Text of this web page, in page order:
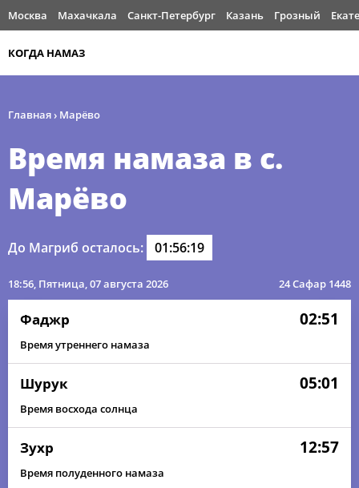
Москва Махачкала Санкт-Петербург Казань Грозный
КОГДА НАМАЗ
Главная› Марёво
Время намаза в с.
Марёво
До Магриб осталось: 01:56:19
18:56, Пятница, 07 августа 2026 24 Сафар 1448
Фаджр 02:51
Время утреннего намаза
Шурук 05:01
Время восхода солнца
Зухр 12:57
Время полуденного намаза